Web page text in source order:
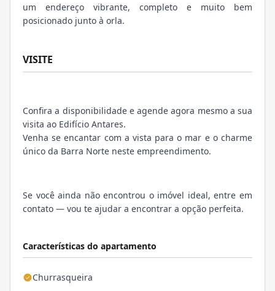
Características do apartamento
Churrasqueira
um endereço vibrante, completo e muito bem
posicionado junto à orla.
VISITE
Confira a disponibilidade e agende agora mesmo a sua
visita ao Edifício Antares.
Venha se encantar com a vista para o mar e o charme
único da Barra Norte neste empreendimento.
Se você ainda não encontrou o imóvel ideal, entre em
contato — vou te ajudar a encontrar a opção perfeita.